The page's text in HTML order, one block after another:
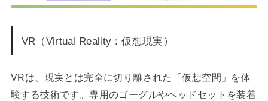
VR（Virtual Reality：仮想現実）
VRは、現実とは完全に切り離された「仮想空間」を体
験する技術です。専用のゴーグルやヘッドセットを装着